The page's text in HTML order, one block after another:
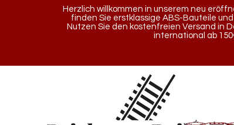
Herzlich willkommen in unserem neu
finden Sie erstklassige ABS-Bauteile
Nutzen Sie den kostenfreien Versand in
international ab